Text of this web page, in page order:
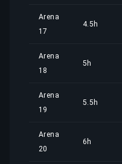
Arena
17
4.5h
Arena
18
5h
Arena
19
5.5h
Arena
20
6h